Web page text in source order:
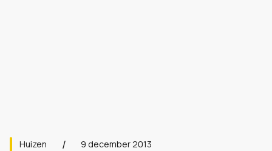
Huizen 9 december 2013